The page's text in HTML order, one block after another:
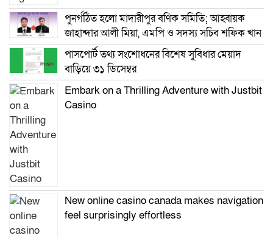
পুনর্গঠিত হলো মাদারীপুর বণিক সমিতি; আহ্বায়ক
জাহান্দার আলী মিয়া, এমপি ও সদস্য সচিব শফিক খান
পাসপোর্ট তথ্য সংশোধনের বিশেষ সুবিধার মেয়াদ
বাড়িয়ে ৩১ ডিসেম্বর
Embark on a Thrilling Adventure with Justbit
Casino
New online casino canada makes navigation
feel surprisingly effortless